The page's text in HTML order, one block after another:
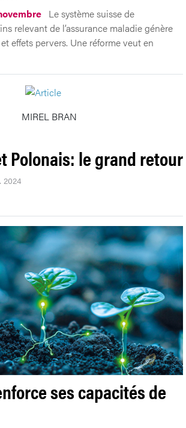
Le système suisse de
relevant de l’assurance maladie génère
effets pervers. Une réforme veut en
MIREL BRAN
Polonais: le grand retour
2024
ses capacités de